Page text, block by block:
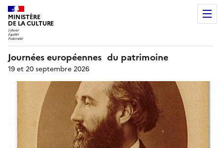
MINISTÈRE
DE LA CULTURE
Journées européennes du patrimoine
19 et 20 septembre 2026